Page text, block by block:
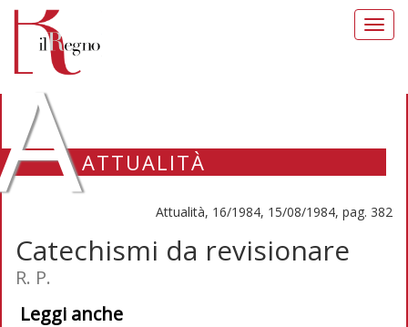
ATTUALITÀ
Attualità, 16/1984, 15/08/1984, pag. 382
Catechismi da revisionare
R. P.
Leggi anche